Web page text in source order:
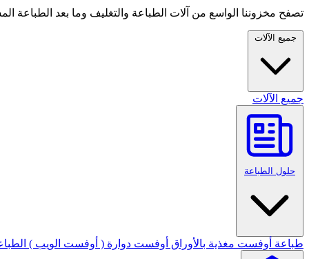
تصفح مخزوننا الواسع من آلات الطباعة والتغليف وما بعد الطباعة
جميع الآلات
جميع الآلات
حلول الطباعة
طباعة أوفست مغذية بالأوراق أوفست دوارة ( أوفست الويب )